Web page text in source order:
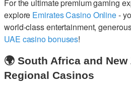
For the ultimate premium gaming
explore Emirates Casino Online-
world-class entertainment,
UAE casino bonuses!
🌍 South Africa and New
Regional Casinos